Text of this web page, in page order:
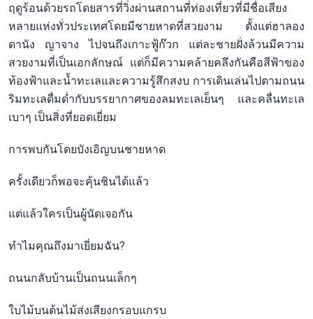
ฤดูร้อนด้วยรถโดยสารที่วิ่งผ่านสถานที่ท่องเที่ยวที่มีชื่อเสียง
หลายแห่งทั่วประเทศโดยมีชายหาดที่สวยงาม ตั้งแต่ฮาลอง
ดานัง ญาจาง ไปจนถึงเกาะฟู้ก๊วก แต่ละชายฝั่งล้วนมีความ
สวยงามที่เป็นเอกลักษณ์ แต่ก็มีความคล้ายคลึงกันคือสีฟ้าของ
ท้องฟ้าและน้ำทะเลและความรู้สึกสงบ การเดินเล่นไปตามถนน
ริมทะเลดื่มด่ำกับบรรยากาศของลมทะเลเย็นๆ และคลื่นทะเล
เบาๆ เป็นสิ่งที่ยอดเยี่ยม
การพบกันโดยบังเอิญบนชายหาด
ครั้งเดียวก็พอจะคุ้นชินได้แล้ว
แต่แล้วใครเป็นผู้นัดเจอกัน
ทำไมคุณถึงมาเยี่ยมฉัน?
ถนนกลับบ้านเป็นถนนเล็กๆ
ใบไม้บนต้นไม้ส่งเสียงกรอบแกรบ